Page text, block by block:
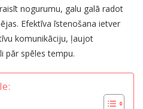
nogurumu, galu galā radot
Efektīva īstenošana ietver
komunikāciju, ļaujot
pār spēles tempu.